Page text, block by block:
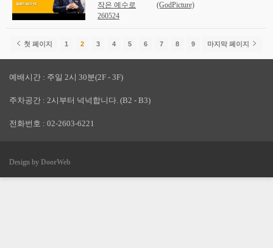
작은 예수로
260524
(GodPicture)
첫 페이지 1 2 3 4 5 6 7 8 9 마지막 페이지
예배시간 : 주일 2시 30분(2F - 3F)
주차공간 : 2시부터 넉넉합니다. (B2 - B3)
전화번호 : 02-2603-6221
Design by DoorWeb